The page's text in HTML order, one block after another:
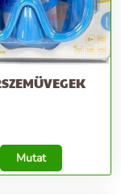
Mutat